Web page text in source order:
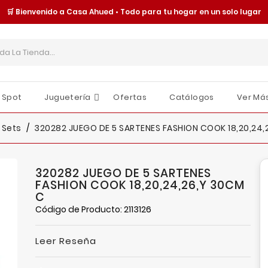
🛒 Bienvenido a Casa Ahued • Todo para tu hogar en un solo lugar
Spot Juguetería Ofertas Catálogos Ver
320282 JUEGO DE 5 SARTENES FASHION COOK
320282 JUEGO DE 5 SARTENES
FASHION COOK 18,20,24,26,Y 30CM
C
Código de Producto: 2113126
Leer Reseña